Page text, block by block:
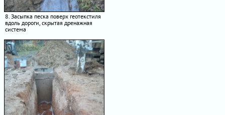
8. Засыпка песка поверх геотекстиля
вдоль дороги, скрытая дренажная
система